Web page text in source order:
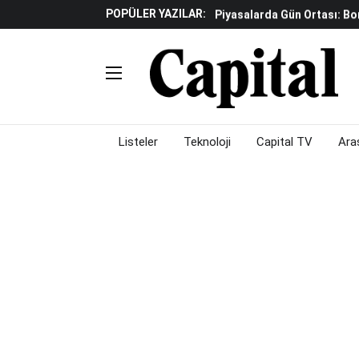
POPÜLER YAZILAR:
Piyasalarda Gün Ortası:
Yapay Zeka
Beyaz Eşya Sektöründe
Döviz Ve Altın Güne Nasıl
Küresel Piyasalarda
Piyasalarda Gün Ortası:
Listeler Teknoloji Capital TV